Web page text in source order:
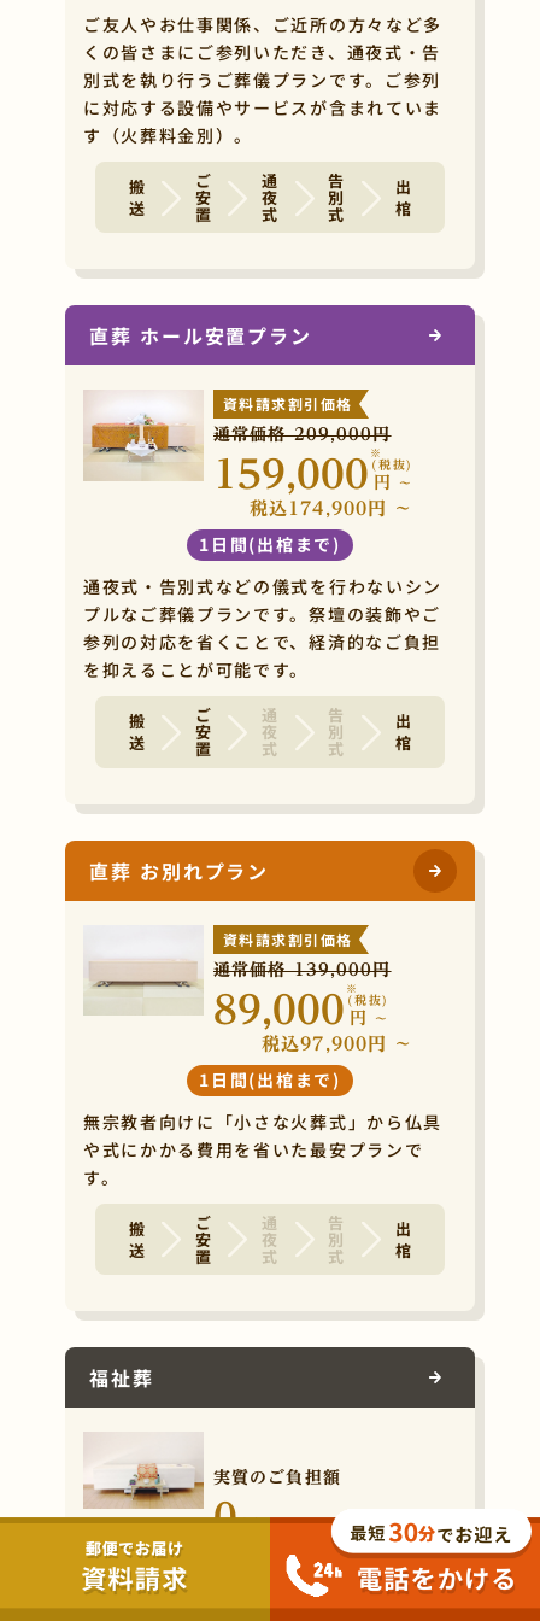
ご友人やお仕事関係、ご近所の方々など多
くの皆さまにご参列いただき、通夜式・告
別式を執り行うご葬儀プランです。ご参列
に対応する設備やサービスが含まれていま
す（火葬料金別）。
搬 送 ご安置 通夜式 告別式 出 棺
直葬 ホール安置プラン
資料請求割引価格
通常価格 209,000円
159,000
※
円
(税抜)
~
税込174,900円 ~
1日間(出棺まで)
通夜式・告別式などの儀式を行わないシン
プルなご葬儀プランです。祭壇の装飾やご
参列の対応を省くことで、経済的なご負担
を抑えることが可能です。
搬 送 ご安置 通夜式 告別式 出 棺
直葬 お別れプラン
資料請求割引価格
通常価格 139,000円
89,000
※
円
(税抜)
~
税込97,900円 ~
1日間(出棺まで)
無宗教者向けに「小さな火葬式」から仏具
や式にかかる費用を省いた最安プランで
す。
搬 送 ご安置 通夜式 告別式 出 棺
福祉葬
実質のご負担額
0 円
1日間(出棺まで)
生活保護を受けている方が利用できる、火